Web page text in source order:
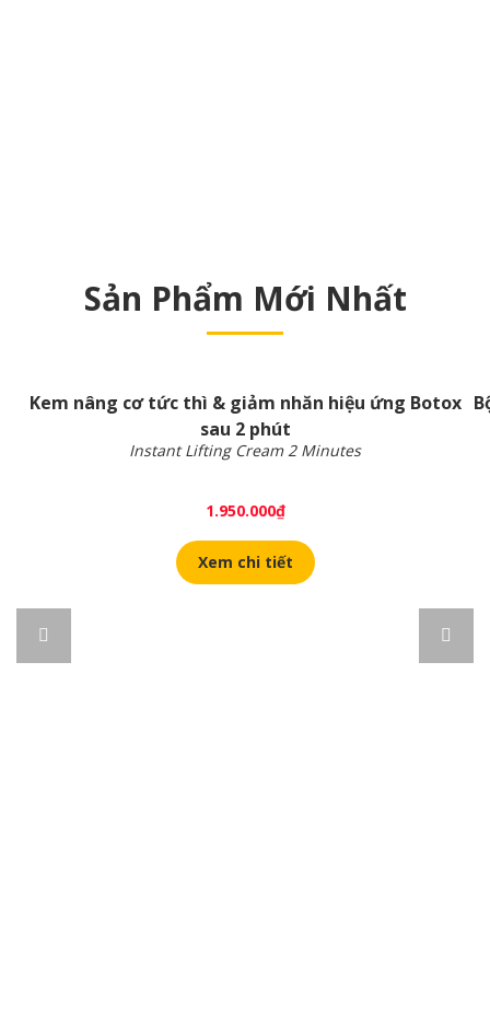
Sản Phẩm Mới Nhất
Kem nâng cơ tức thì & giảm nhăn hiệu ứng Botox
sau 2 phút
Instant Lifting Cream 2 Minutes
1.950.000₫
Xem chi tiết